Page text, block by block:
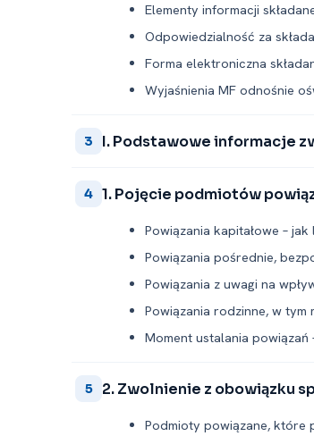
Elementy informacji
Odpowiedzialność za
Forma elektroniczna
Wyjaśnienia MF odnośnie
3 I. Podstawowe informacje
4 1. Pojęcie podmiotów
Powiązania kapitałowe –
Powiązania pośrednie,
Powiązania z uwagi na
Powiązania rodzinne, w
Moment ustalania
5 2. Zwolnienie z obowiązku
Podmioty powiązane, które